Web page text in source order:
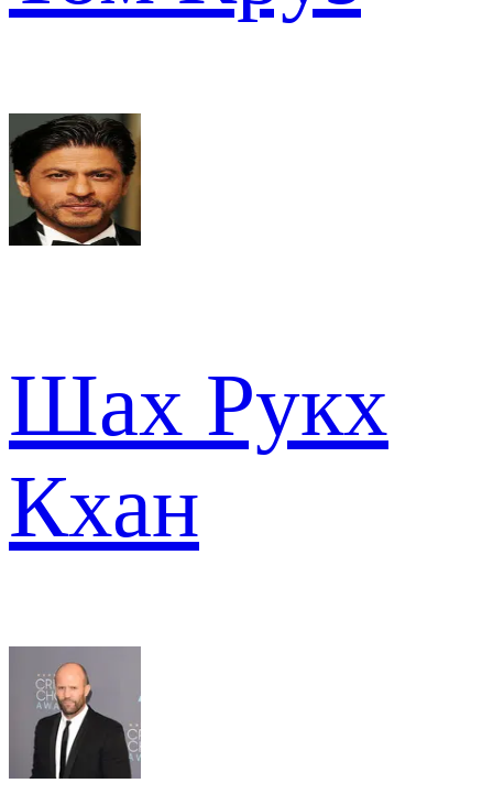
Шах Рукх
Кхан